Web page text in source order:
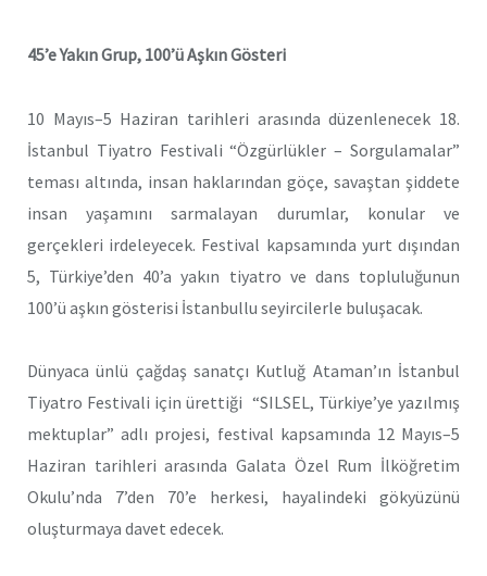
45’e Yakın Grup, 100’ü Aşkın Gösteri
10 Mayıs–5 Haziran tarihleri arasında düzenlenecek 18.
İstanbul Tiyatro Festivali “Özgürlükler – Sorgulamalar”
teması altında, insan haklarından göçe, savaştan şiddete
insan yaşamını sarmalayan durumlar, konular ve
gerçekleri irdeleyecek. Festival kapsamında yurt dışından
5, Türkiye’den 40’a yakın tiyatro ve dans topluluğunun
100’ü aşkın gösterisi İstanbullu seyircilerle buluşacak.
Dünyaca ünlü çağdaş sanatçı Kutluğ Ataman’ın İstanbul
Tiyatro Festivali için ürettiği “SILSEL, Türkiye’ye yazılmış
mektuplar” adlı projesi, festival kapsamında 12 Mayıs–5
Haziran tarihleri arasında Galata Özel Rum İlköğretim
Okulu’nda 7’den 70’e herkesi, hayalindeki gökyüzünü
oluşturmaya davet edecek.